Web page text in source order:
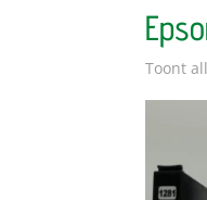
Toont